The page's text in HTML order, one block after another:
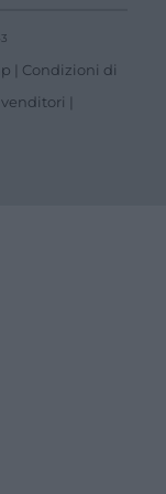
| Condizioni di
|